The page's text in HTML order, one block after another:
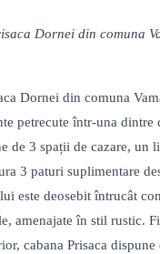
Dornei din comuna
Dornei din comuna
petrecute într-una
de 3 spații de cazare,
3 paturi suplimentare
este deosebit întrucât
amenajate în stil rustic.
cabana Prisaca